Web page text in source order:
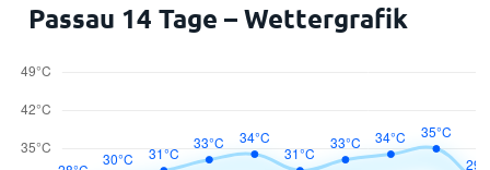
Passau 14 Tage – Wettergrafik